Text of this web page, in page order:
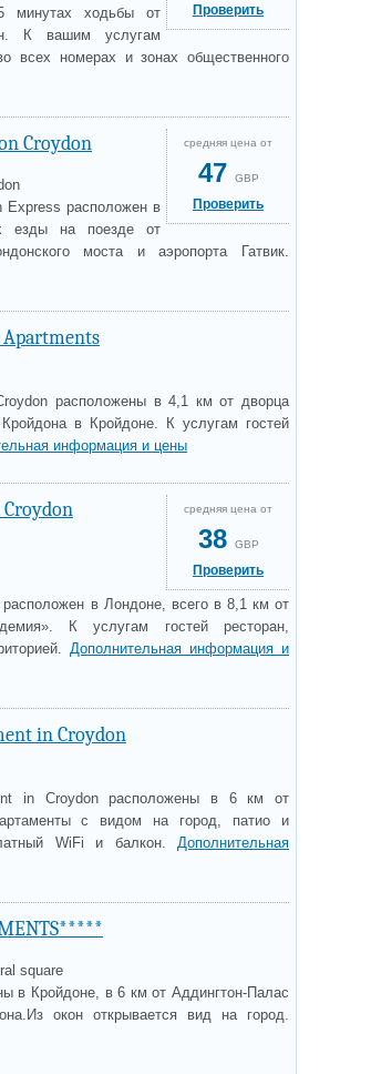
Проверить
минутах ходьбы от
К вашим услугам
всех номерах и зонах общественного
средняя цена от
47 GBP
Проверить
Croydon
Express расположен в
езды на поезде от
моста и аэропорта Гатвик.
Apartments
расположены в 4,1 км от дворца
в Кройдоне. К услугам гостей
информация и цены
средняя цена от
38 GBP
Проверить
в Лондоне, всего в 8,1 км от
К услугам гостей ресторан,
Дополнительная информация и
in Croydon
in Croydon расположены в 6 км от
с видом на город, патио и
WiFi и балкон. Дополнительная
square
в Кройдоне, в 6 км от Аддингтон-Палас
окон открывается вид на город.